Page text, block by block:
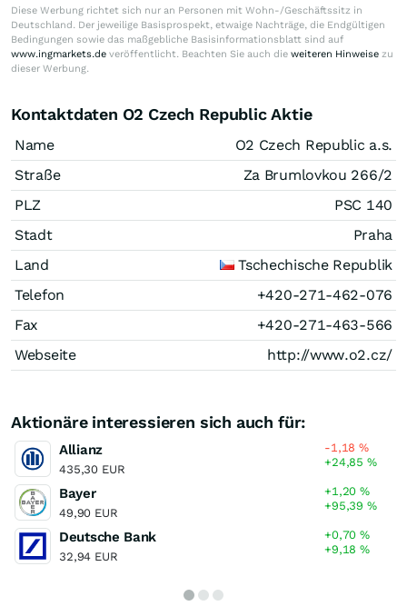
Diese Werbung richtet sich nur an Personen mit Wohn-/Geschäftssitz in
Deutschland. Der jeweilige Basisprospekt, etwaige Nachträge, die Endgültigen
Bedingungen sowie das maßgebliche Basisinformationsblatt sind auf
www.ingmarkets.de veröffentlicht. Beachten Sie auch die weiteren Hinweise zu
dieser Werbung.
Kontaktdaten O2 Czech Republic Aktie
Name
O2 Czech Republic a.s.
Straße
Za Brumlovkou 266/2
PLZ
PSC 140
Stadt
Praha
Land
Tschechische Republik
Telefon
+420-271-462-076
Fax
+420-271-463-566
Webseite
http://www.o2.cz/
Aktionäre interessieren sich auch für:
Allianz
435,30 EUR
-1,18%
+24,85%
Bayer
49,90 EUR
+1,20%
+95,39%
Deutsche Bank
32,94 EUR
+0,70%
+9,18%